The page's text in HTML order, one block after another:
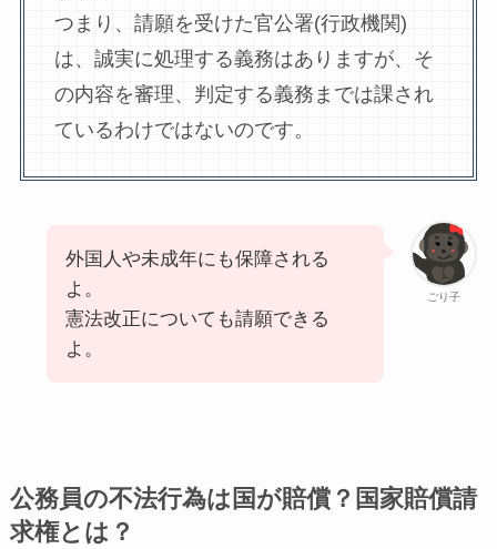
つまり、請願を受けた官公署(行政機関)
は、誠実に処理する義務はありますが、そ
の内容を審理、判定する義務までは課され
ているわけではないのです。
ごり子
外国人や未成年にも保障される
よ。
憲法改正についても請願できる
よ。
公務員の不法行為は国が賠償？国家賠償請
求権とは？